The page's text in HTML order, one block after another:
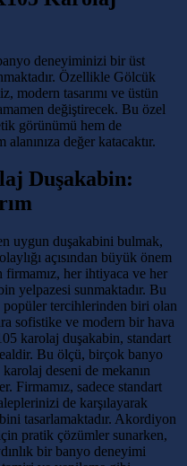
deneyiminizi bir üst
Özellikle Gölcük
modern tasarımı ve üstün
değiştirecek. Bu özel
görünümü hem de
değer katacaktır.
Duşakabin:
uygun duşakabini bulmak,
açısından büyük önem
firmamız, her ihtiyaca ve her
yelpazesi sunmaktadır. Bu
popüler tercihlerinden biri olan
sofistike ve modern bir hava
karolaj duşakabin, standart
Bu ölçü, birçok banyo
deseni de mekanın
Firmamız, sadece standart
de karşılayarak
tasarlamaktadır. Akordiyon
pratik çözümler sunarken,
bir banyo deneyimi